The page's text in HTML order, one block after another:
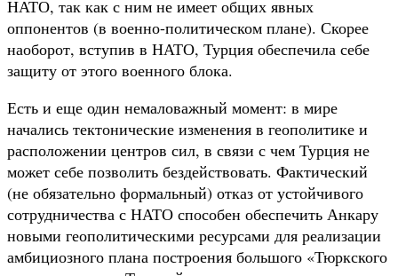
НАТО, так как с ним не имеет общих явных
оппонентов (в военно-политическом плане). Скорее
наоборот, вступив в НАТО, Турция обеспечила себе
защиту от этого военного блока.
Есть и еще один немаловажный момент: в мире
начались тектонические изменения в геополитике и
расположении центров сил, в связи с чем Турция не
может себе позволить бездействовать. Фактический
(не обязательно формальный) отказ от устойчивого
сотрудничества с НАТО способен обеспечить Анкару
новыми геополитическими ресурсами для реализации
амбициозного плана построения большого «Тюркского